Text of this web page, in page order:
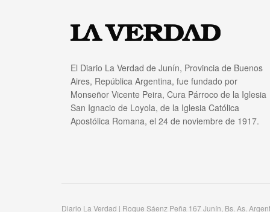
El Diario La Verdad de Junín, Provincia de Buenos
Aires, República Argentina, fue fundado por
Monseñor Vicente Peira, Cura Párroco de la Iglesia
San Ignacio de Loyola, de la Iglesia Católica
Apostólica Romana, el 24 de noviembre de 1917.
Diario La Verdad | Roque Sáenz Peña 167 Junín, Bs. As.